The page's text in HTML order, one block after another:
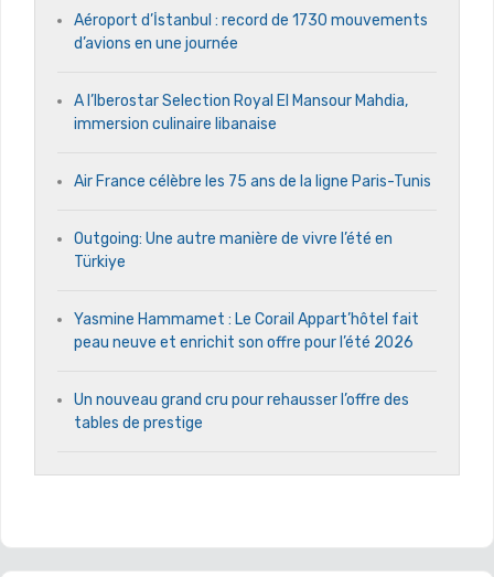
Aéroport d’İstanbul : record de 1730 mouvements
d’avions en une journée
A l’Iberostar Selection Royal El Mansour Mahdia,
immersion culinaire libanaise
Air France célèbre les 75 ans de la ligne Paris-Tunis
Outgoing: Une autre manière de vivre l’été en
Türkiye
Yasmine Hammamet : Le Corail Appart’hôtel fait
peau neuve et enrichit son offre pour l’été 2026
Un nouveau grand cru pour rehausser l’offre des
tables de prestige